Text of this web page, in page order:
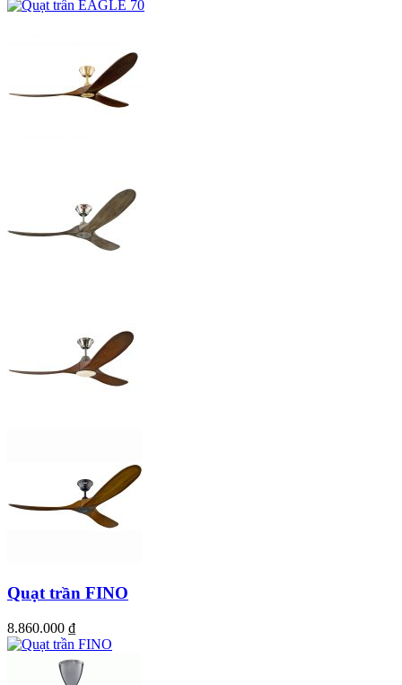
Quạt trần FINO
8.860.000 ₫